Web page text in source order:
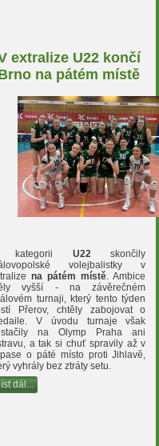
extralize U22 končí
na pátém místě
kategorii U22skončily
volejbalistky v
na pátém místě. Ambice
vyšší - na závěrečném
turnaji, který tento týden
Přerov, chtěly zabojovat o
V úvodu turnaje však
na Olymp Praha ani
a tak si chuť spravily až v
o páté místo proti Jihlavě,
vyhrály bez ztráty setu.
dál...